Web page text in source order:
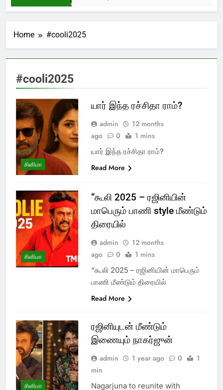
Home #cooli2025
#cooli2025
சினிமா
யார் இந்த ரச்சிதா ராம்?
admin
12 months
ago
0 1 mins
யார் இந்த ரச்சிதா ராம்?
Read More
சினிமா
“கூலி 2025 – ரஜினியின்
மாபெரும் பாணி style மீண்டும்
திரையில்
admin
12 months
ago
0 1 mins
“கூலி 2025 – ரஜினியின் மாபெரும்
பாணி மீண்டும் திரையில்
Read More
சினிமா
ரஜினியுடன் மீண்டும்
இணையும் நாகர்ஜுன்
admin 1 year ago 0
1
min
Nagarjuna to reunite with